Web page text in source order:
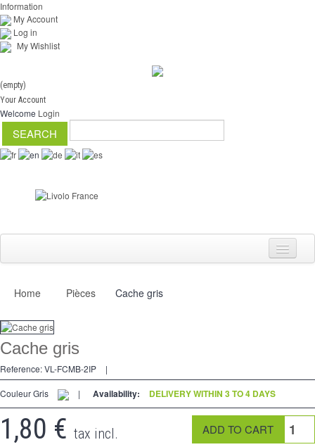
Information
My Account
Log in
My Wishlist
(empty)
Your Account
Welcome Login
Switch
Dimmer
2 Ways
Accessories
Home Pièces Cache gris
Cache gris
Reference:VL-FCMB-2IP |
Couleur Gris | Availability: DELIVERY WITHIN 3 TO 4 DAYS
1,80 € tax incl.